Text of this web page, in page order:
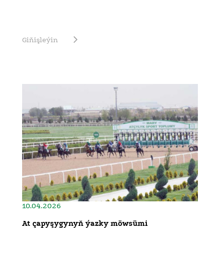
Giňişleýin
10.04.2026
At çapyşygynyň ýazky möwsümi